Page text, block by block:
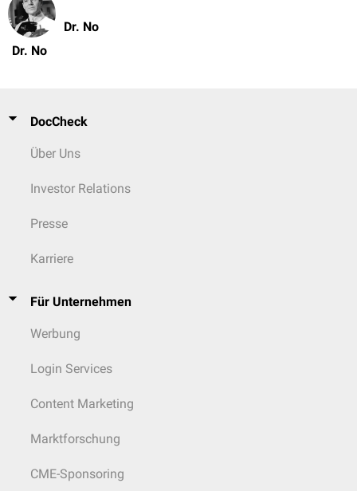
Dr. No
Dr. No
DocCheck
Über Uns
Investor Relations
Presse
Karriere
Für Unternehmen
Werbung
Login Services
Content Marketing
Marktforschung
CME-Sponsoring